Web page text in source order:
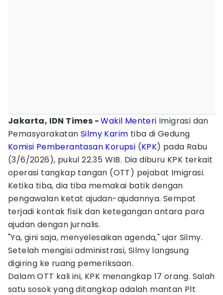
Jakarta, IDN Times -Wakil Menteri Imigrasi dan
Pemasyarakatan Silmy Karim tiba di Gedung
Komisi Pemberantasan Korupsi (KPK) pada Rabu
(3/6/2026), pukul 22.35 WIB. Dia diburu KPK terkait
operasi tangkap tangan (OTT) pejabat Imigrasi.
Ketika tiba, dia tiba memakai batik dengan
pengawalan ketat ajudan-ajudannya. Sempat
terjadi kontak fisik dan ketegangan antara para
ajudan dengan jurnalis.
"Ya, gini saja, menyelesaikan agenda," ujar Silmy.
Setelah mengisi administrasi, Silmy langsung
digiring ke ruang pemeriksaan.
Dalam OTT kali ini, KPK menangkap 17 orang. Salah
satu sosok yang ditangkap adalah mantan Plt